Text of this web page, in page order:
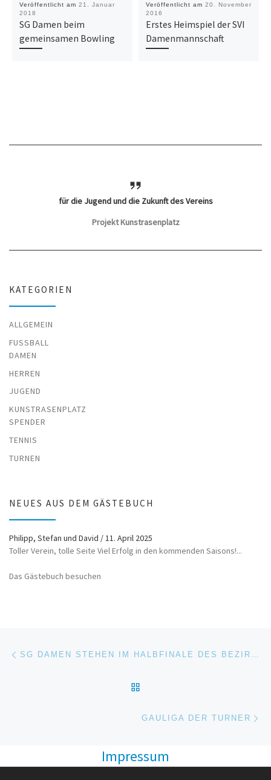
Veröffentlicht am 21. Januar
2018
SG Damen beim
gemeinsamen Bowling
Veröffentlicht am 20. November
2016
Erstes Heimspiel der SVI
Damenmannschaft
für die Jugend und die Zukunft des Vereins
Projekt Kunstrasenplatz
KATEGORIEN
ALLGEMEIN
FUSSBALL
DAMEN
HERREN
JUGEND
KUNSTRASENPLATZ
SPENDER
TENNIS
TURNEN
NEUES AUS DEM GÄSTEBUCH
Philipp, Stefan und David /11. April 2025
Toller Verein, tolle Seite Viel Erfolg in den kommenden Saisons!...
Das Gästebuch besuchen
SG DAMEN STEHEN IM HALBFINALE DES BEZIRKSPOKAL
GAULIGA DER TURNER
Impressum